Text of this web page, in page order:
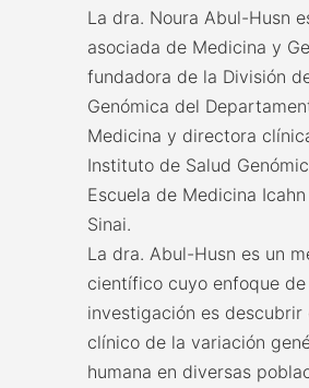
La dra. Noura Abul-Husn
asociada de Medicina y
fundadora de la División
Genómica del
Medicina y directora
Instituto de Salud
Escuela de Medicina
Sinai.
​​La dra. Abul-Husn es un
científico cuyo enfoque de
investigación es
clínico de la variación
humana en diversas